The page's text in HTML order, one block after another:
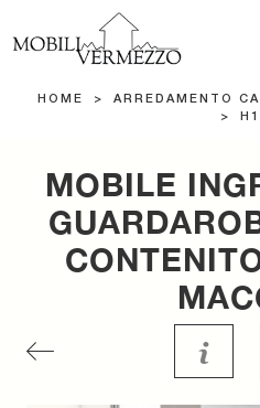
HOME > ARREDAMENTO
>
MOBILE